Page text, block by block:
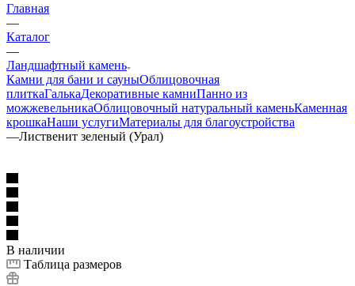
Главная
—
Каталог
—
Ландшафтный камень
Камни для бани и сауныОблицовочная
плиткаГалькаДекоративные камниПанно из
можжевельникаОблицовочный натуральный каменьКаменная
крошкаНаши услугиМатериалы для благоустройства
—Лиственит зеленый (Урал)
В наличии
Таблица размеров